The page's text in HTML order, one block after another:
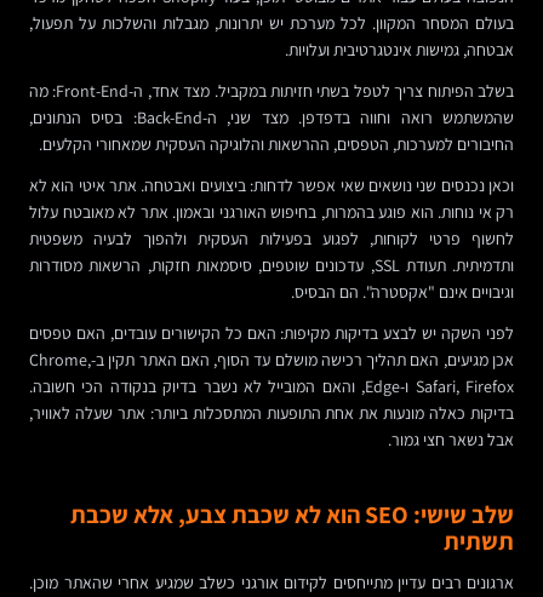
בעולם המסחר המקוון. לכל מערכת יש יתרונות, מגבלות והשלכות על תפעול,
אבטחה, גמישות אינטגרטיבית ועלויות.
בשלב הפיתוח צריך לטפל בשתי חזיתות במקביל. מצד אחד, ה-Front-End: מה
שהמשתמש רואה וחווה בדפדפן. מצד שני, ה-Back-End: בסיס הנתונים,
החיבורים למערכות, הטפסים, ההרשאות והלוגיקה העסקית שמאחורי הקלעים.
וכאן נכנסים שני נושאים שאי אפשר לדחות: ביצועים ואבטחה. אתר איטי הוא לא
רק אי נוחות. הוא פוגע בהמרות, בחיפוש האורגני ובאמון. אתר לא מאובטח עלול
לחשוף פרטי לקוחות, לפגוע בפעילות העסקית ולהפוך לבעיה משפטית
ותדמיתית. תעודת SSL, עדכונים שוטפים, סיסמאות חזקות, הרשאות מסודרות
וגיבויים אינם "אקסטרה". הם הבסיס.
לפני השקה יש לבצע בדיקות מקיפות: האם כל הקישורים עובדים, האם טפסים
אכן מגיעים, האם תהליך רכישה מושלם עד הסוף, האם האתר תקין ב-Chrome,
Safari, Firefox ו-Edge, והאם המובייל לא נשבר בדיוק בנקודה הכי חשובה.
בדיקות כאלה מונעות את אחת התופעות המתסכלות ביותר: אתר שעלה לאוויר,
אבל נשאר חצי גמור.
שלב שישי: SEO הוא לא שכבת צבע, אלא שכבת
תשתית
ארגונים רבים עדיין מתייחסים לקידום אורגני כשלב שמגיע אחרי שהאתר מוכן.